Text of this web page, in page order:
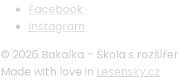
Facebook
Instagram
© 2026 Bakalka – Škola s
Made with love in Lesensky.cz